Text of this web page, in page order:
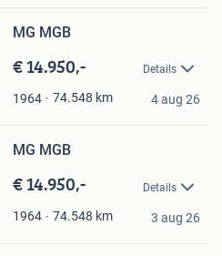
MG MGB
€ 14.950,- Details
1964 74.548 km 4 aug 26
MG MGB
€ 14.950,- Details
1964 74.548 km 3 aug 26